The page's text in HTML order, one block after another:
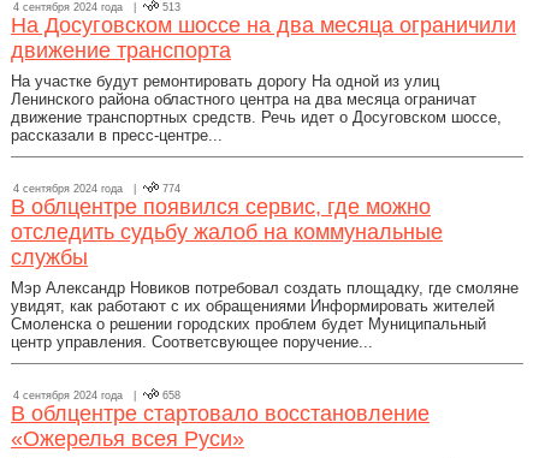
4 сентября 2024 года | 513
На Досуговском шоссе на два месяца ограничили
движение транспорта
На участке будут ремонтировать дорогу На одной из улиц
Ленинского района областного центра на два месяца ограничат
движение транспортных средств. Речь идет о Досуговском шоссе,
рассказали в пресс-центре...
4 сентября 2024 года | 774
В облцентре появился сервис, где можно
отследить судьбу жалоб на коммунальные
службы
Мэр Александр Новиков потребовал создать площадку, где смоляне
увидят, как работают с их обращениями Информировать жителей
Смоленска о решении городских проблем будет Муниципальный
центр управления. Соответсвующее поручение...
4 сентября 2024 года | 658
В облцентре стартовало восстановление
«Ожерелья всея Руси»